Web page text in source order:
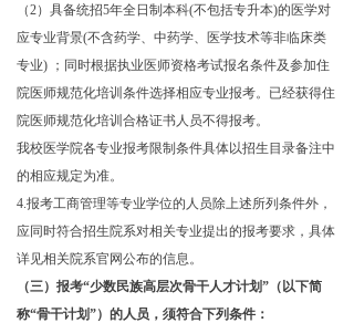
（2） 具备统招5年全日制本科(不包括专升本)的医学对
应专业背景(不含药学、中药学、医学技术等非临床类
专业) ；同时根据执业医师资格考试报名条件及参加住
院医师规范化培训条件选择相应专业报考。已经获得住
院医师规范化培训合格证书人员不得报考。
我校医学院各专业报考限制条件具体以招生目录备注中
的相应规定为准。
4.报考工商管理等专业学位的人员除上述所列条件外，
应同时符合招生院系对相关专业提出的报考要求，具体
详见相关院系官网公布的信息。
（三）报考“少数民族高层次骨干人才计划”（以下简
称“骨干计划”）的人员，须符合下列条件：